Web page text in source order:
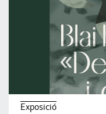
Exposició